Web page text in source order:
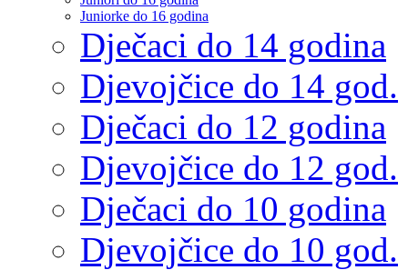
Juniorke do 16 godina
Dječaci do 14 godina
Djevojčice do 14 god.
Dječaci do 12 godina
Djevojčice do 12 god.
Dječaci do 10 godina
Djevojčice do 10 god.